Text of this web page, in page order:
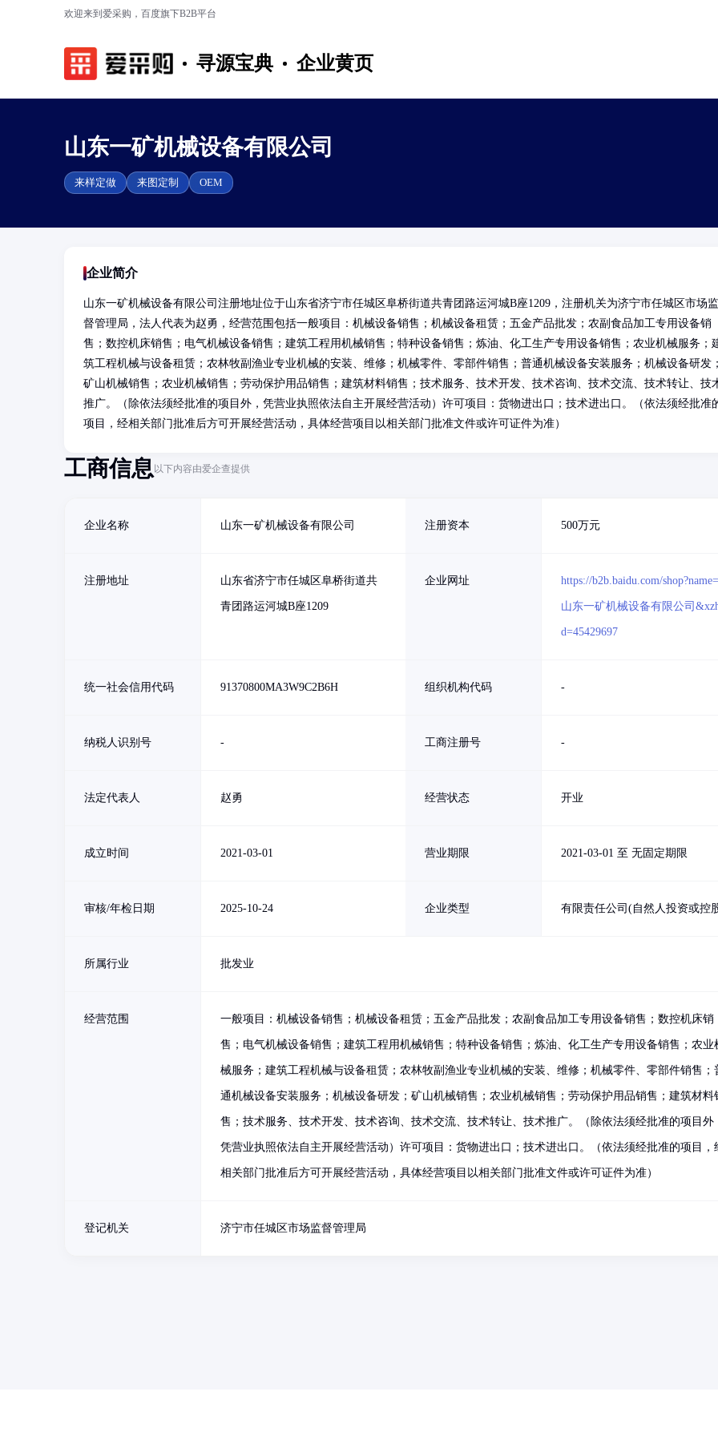
欢迎来到爱采购，百度旗下B2B平台
寻源宝典 企业黄页
山东一矿机械设备有限公司
来样定做 来图定制 OEM
企业简介
山东一矿机械设备有限公司注册地址位于山东省济宁市任城区阜桥街道共青团路运河城B座1209，注册机关为济宁市任城区市场监
督管理局，法人代表为赵勇，经营范围包括一般项目：机械设备销售；机械设备租赁；五金产品批发；农副食品加工专用设备销
售；数控机床销售；电气机械设备销售；建筑工程用机械销售；特种设备销售；炼油、化工生产专用设备销售；农业机械服务；
筑工程机械与设备租赁；农林牧副渔业专业机械的安装、维修；机械零件、零部件销售；普通机械设备安装服务；机械设备研发；
矿山机械销售；农业机械销售；劳动保护用品销售；建筑材料销售；技术服务、技术开发、技术咨询、技术交流、技术转让、技
推广。（除依法须经批准的项目外，凭营业执照依法自主开展经营活动）许可项目：货物进出口；技术进出口。（依法须经批准
项目，经相关部门批准后方可开展经营活动，具体经营项目以相关部门批准文件或许可证件为准）
工商信息以下内容由爱企查提供
企业名称 山东一矿机械设备有限公司 注册资本 500万元
注册地址 山东省济宁市任城区阜桥街道共
青团路运河城B座1209
企业网址 https://b2b.baidu.com/shop?name=
山东一矿机械设备有限公司
d=45429697
统一社会信用代码 91370800MA3W9C2B6H 组织机构代码 -
纳税人识别号 - 工商注册号 -
法定代表人 赵勇 经营状态 开业
成立时间 2021-03-01 营业期限 2021-03-01 至 无固定期限
审核/年检日期 2025-10-24 企业类型 有限责任公司(自然人投资或控
所属行业 批发业
经营范围 一般项目：机械设备销售；机械设备租赁；五金产品批发；农副食品加工专用设备销售；数控机床销
售；电气机械设备销售；建筑工程用机械销售；特种设备销售；炼油、化工生产专用设备销售；农业
械服务；建筑工程机械与设备租赁；农林牧副渔业专业机械的安装、维修；机械零件、零部件销售；
通机械设备安装服务；机械设备研发；矿山机械销售；农业机械销售；劳动保护用品销售；建筑材料
售；技术服务、技术开发、技术咨询、技术交流、技术转让、技术推广。（除依法须经批准的项目外
凭营业执照依法自主开展经营活动）许可项目：货物进出口；技术进出口。（依法须经批准的项目，
相关部门批准后方可开展经营活动，具体经营项目以相关部门批准文件或许可证件为准）
登记机关 济宁市任城区市场监督管理局